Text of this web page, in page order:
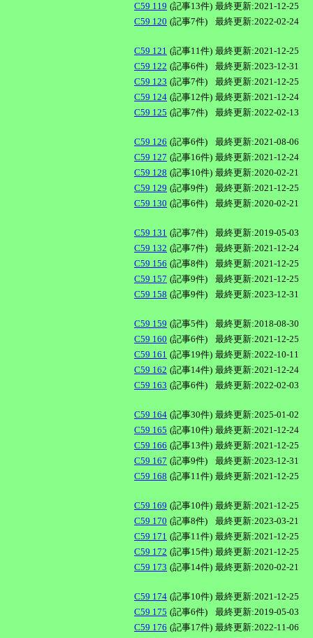
C59 119 (記事13件) 最終更新:2021-12-25
C59 120 (記事7件) 最終更新:2022-02-24
C59 121 (記事11件) 最終更新:2021-12-25
C59 122 (記事6件)
最終更新:2023-12-31
C59 123 (記事7件)
最終更新:2021-12-25
C59 124 (記事12件) 最終更新:2021-12-24
C59 125 (記事7件) 最終更新:2022-02-13
C59 126 (記事6件)
最終更新:2021-08-06
C59 127 (記事16件) 最終更新:2021-12-24
C59 128 (記事10件) 最終更新:2020-02-21
C59 129 (記事9件)
最終更新:2021-12-25
C59 130 (記事6件) 最終更新:2020-02-21
C59 131 (記事7件)
最終更新:2019-05-03
C59 132 (記事7件)
最終更新:2021-12-24
C59 156 (記事8件)
最終更新:2021-12-25
C59 157 (記事9件)
最終更新:2021-12-25
C59 158 (記事9件) 最終更新:2023-12-31
C59 159 (記事5件)
最終更新:2018-08-30
C59 160 (記事6件)
最終更新:2021-12-25
C59 161 (記事19件) 最終更新:2022-10-11
C59 162 (記事14件) 最終更新:2021-12-24
C59 163 (記事6件) 最終更新:2022-02-03
C59 164 (記事30件) 最終更新:2025-01-02
C59 165 (記事10件) 最終更新:2021-12-24
C59 166 (記事13件) 最終更新:2021-12-25
C59 167 (記事9件)
最終更新:2023-12-31
C59 168 (記事11件) 最終更新:2021-12-25
C59 169 (記事10件) 最終更新:2021-12-25
C59 170 (記事8件)
最終更新:2023-03-21
C59 171 (記事11件) 最終更新:2021-12-25
C59 172 (記事15件) 最終更新:2021-12-25
C59 173 (記事14件) 最終更新:2020-02-21
C59 174 (記事10件) 最終更新:2021-12-25
C59 175 (記事6件)
最終更新:2019-05-03
C59 176 (記事17件) 最終更新:2022-11-06